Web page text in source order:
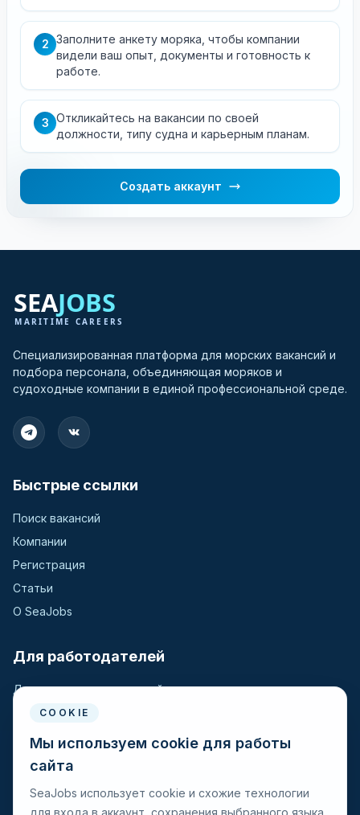
2 Заполните анкету моряка, чтобы компании
видели ваш опыт, документы и готовность к
работе.
3 Откликайтесь на вакансии по своей
должности, типу судна и карьерным планам.
Создать аккаунт
Специализированная платформа для морских вакансий и
подбора персонала, объединяющая моряков и
судоходные компании в единой профессиональной среде.
Быстрые ссылки
Поиск вакансий
Компании
Регистрация
Статьи
О SeaJobs
Для работодателей
Для крюинговых компаний
Разместить вакансию
Поиск кандидатов
COOKIE
Мы используем cookie для работы
сайта
SeaJobs использует cookie и схожие технологии
для входа в аккаунт, сохранения выбранного языка,